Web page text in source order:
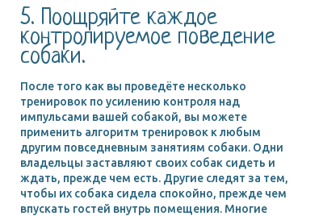
5. Поощряйте каждое
контролируемое поведение
собаки.
После того как вы проведёте несколько
тренировок по усилению контроля над
импульсами вашей собакой, вы можете
применить алгоритм тренировок к любым
другим повседневным занятиям собаки. Одни
владельцы заставляют своих собак сидеть и
ждать, прежде чем есть. Другие следят за тем,
чтобы их собака сидела спокойно, прежде чем
впускать гостей внутрь помещения. Многие